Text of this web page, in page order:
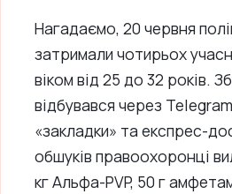
Нагадаємо, 20 червня
затримали чотирьох
віком від 25 до 32 років.
відбувався через
«закладки» та експрес-
обшуків правоохоронці
кг Альфа-PVP, 50 г